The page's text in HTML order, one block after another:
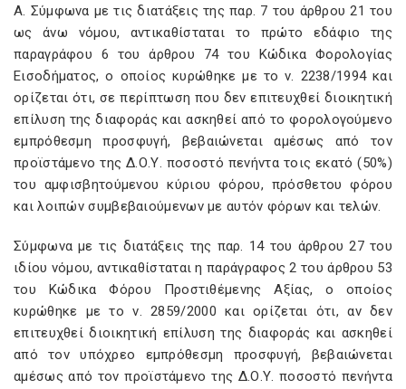
Α. Σύμφωνα με τις διατάξεις της παρ. 7 του άρθρου 21 του
ως άνω νόμου, αντικαθίσταται το πρώτο εδάφιο της
παραγράφου 6 του άρθρου 74 του Κώδικα Φορολογίας
Εισοδήματος, ο οποίος κυρώθηκε με το ν. 2238/1994 και
ορίζεται ότι, σε περίπτωση που δεν επιτευχθεί διοικητική
επίλυση της διαφοράς και ασκηθεί από το φορολογούμενο
εμπρόθεσμη προσφυγή, βεβαιώνεται αμέσως από τον
προϊστάμενο της Δ.Ο.Υ. ποσοστό πενήντα τοις εκατό (50%)
του αμφισβητούμενου κύριου φόρου, πρόσθετου φόρου
και λοιπών συμβεβαιούμενων με αυτόν φόρων και τελών.
Σύμφωνα με τις διατάξεις της παρ. 14 του άρθρου 27 του
ιδίου νόμου, αντικαθίσταται η παράγραφος 2 του άρθρου 53
του Κώδικα Φόρου Προστιθέμενης Αξίας, ο οποίος
κυρώθηκε με το ν. 2859/2000 και ορίζεται ότι, αν δεν
επιτευχθεί διοικητική επίλυση της διαφοράς και ασκηθεί
από τον υπόχρεο εμπρόθεσμη προσφυγή, βεβαιώνεται
αμέσως από τον προϊστάμενο της Δ.Ο.Υ. ποσοστό πενήντα